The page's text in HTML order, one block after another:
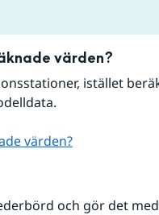
värden?
istället
värden?
och gör det